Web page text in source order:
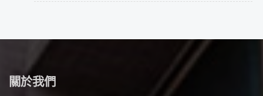
關於我們